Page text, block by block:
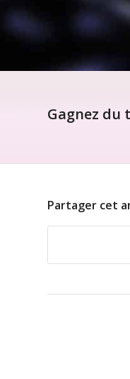
Gagnez du
Partager cet